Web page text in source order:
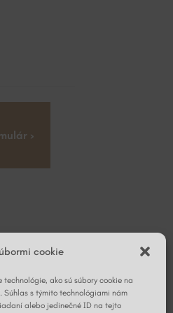
cookie
ako sú súbory cookie na
s týmito technológiami nám
alebo jedinečné ID na tejto
›